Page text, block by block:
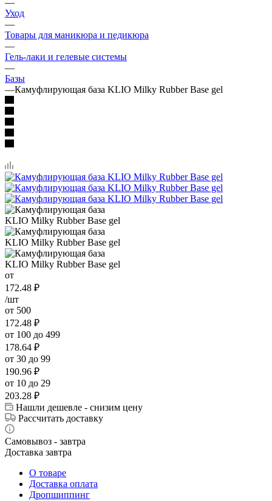
Уход
—
Товары для маникюра и педикюра
—
Гель-лаки и гелевые системы
—
Базы
—Камуфлирующая база KLIO Milky Rubber Base gel
от
172.48 ₽
/шт
от 500
172.48 ₽
от 100 до 499
178.64 ₽
от 30 до 99
190.96 ₽
от 10 до 29
203.28 ₽
Нашли дешевле - снизим цену
Рассчитать доставку
Самовывоз - завтра
Доставка завтра
О товаре
Доставка оплата
Дропшиппинг